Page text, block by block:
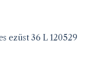
ezüst 36 L 120529